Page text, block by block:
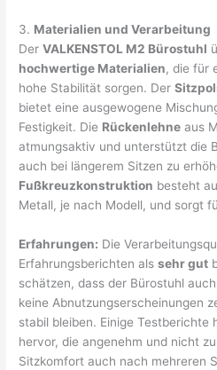
3. Materialien und Verarbeitung
DerVALKENSTOL M2 Bürostuhl
hochwertige Materialien, die für
hohe Stabilität sorgen. Der
bietet eine ausgewogene
Festigkeit. Die Rückenlehne aus
atmungsaktiv und unterstützt die
auch bei längerem Sitzen zu
Fußkreuzkonstruktion besteht
Metall, je nach Modell, und sorgt
Erfahrungen: Die
Erfahrungsberichten alssehr gut
schätzen, dass der Bürostuhl
keine Abnutzungserscheinungen
stabil bleiben. Einige Testberichte
hervor, die angenehm und nicht
Sitzkomfort auch nach mehreren